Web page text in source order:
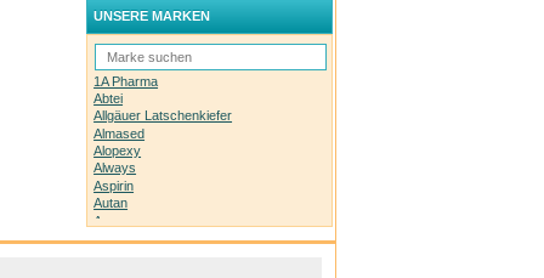
UNSERE MARKEN
1A Pharma
Abtei
Allgäuer Latschenkiefer
Almased
Alopexy
Always
Aspirin
Autan
Avene
Bachblüten-Orginal